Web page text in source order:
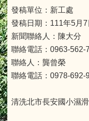
發稿單位：新工處
發稿日期：111年5月7
新聞聯絡人：陳大分
聯絡電話：0963-562-
聯絡人：龔曾榮
聯絡電話：0978-692-
清洗北市長安國小濕